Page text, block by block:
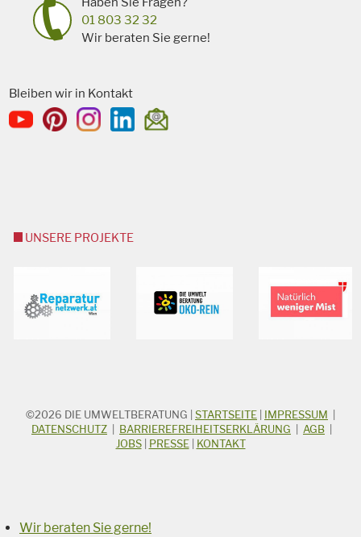
01 803 32 32
Wir beraten Sie gerne!
Bleiben wir in Kontakt
UNSERE PROJEKTE
STICHWORTSUCHE
Suchbegriff
©2026 DIE UMWELTBERATUNG STARTSEITE IMPRESSUM
DATENSCHUTZ
BARRIEREFREIHEITSERKLÄRUNG AGB
JOBS| PRESSE| KONTAKT
Wir beraten Sie gerne!